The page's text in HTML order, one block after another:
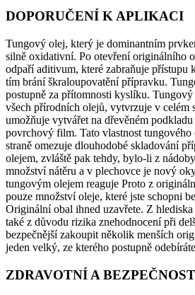
DOPORUČENÍ K APLIKACI
Tungový olej, který je dominantním
silně oxidativní. Po otevření originálního
odpaří aditivum, které zabraňuje přístupu
tím brání škraloupovatění přípravku.
postupně za přítomnosti kyslíku.
všech přírodních olejů, vytvrzuje v celém
umožňuje vytvářet na dřevěném
povrchový film. Tato vlastnost tungového
straně omezuje dlouhodobé skladování
olejem, zvláště pak tehdy, bylo-li z
množství nátěru a v plechovce je nový
tungovým olejem reaguje Proto z
pouze množství oleje, které jste schopni
Originální obal ihned uzavřete. Z hlediska
také z důvodu rizika znehodnocení při
bezpečnější zakoupit několik menších
jeden velký, ze kterého postupně
ZDRAVOTNÍ A